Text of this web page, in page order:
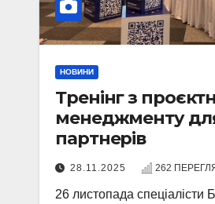
НОВИНИ
Тренінг з
менеджменту
партнерів
28.11.2025 262
26 листопада спеціалісти